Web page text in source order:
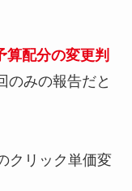
算配分の変更判
のみの報告だと
クリック単価変